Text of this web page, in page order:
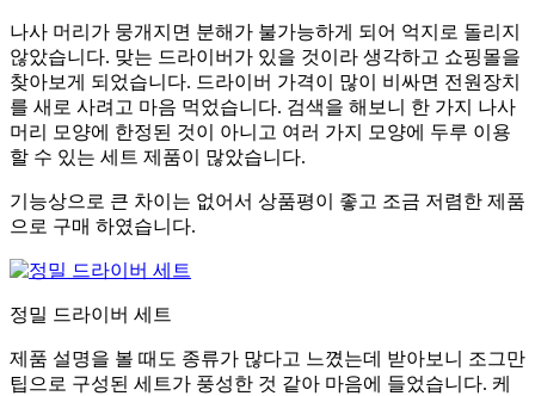
나사 머리가 뭉개지면 분해가 불가능하게 되어 억지로 돌리지
않았습니다. 맞는 드라이버가 있을 것이라 생각하고 쇼핑몰을
찾아보게 되었습니다. 드라이버 가격이 많이 비싸면 전원장치
를 새로 사려고 마음 먹었습니다. 검색을 해보니 한 가지 나사
머리 모양에 한정된 것이 아니고 여러 가지 모양에 두루 이용
할 수 있는 세트 제품이 많았습니다.
기능상으로 큰 차이는 없어서 상품평이 좋고 조금 저렴한 제품
으로 구매 하였습니다.
정밀 드라이버 세트
제품 설명을 볼 때도 종류가 많다고 느꼈는데 받아보니 조그만
팁으로 구성된 세트가 풍성한 것 같아 마음에 들었습니다. 케